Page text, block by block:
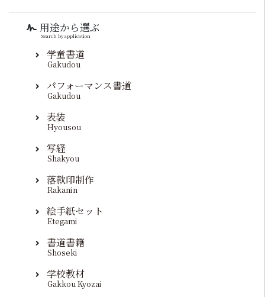
用途から選ぶ
Search by application
学童書道
Gakudou
パフォーマンス書道
Gakudou
表装
Hyousou
写経
Shakyou
落款印制作
Rakanin
絵手紙セット
Etegami
書道書籍
Shoseki
学校教材
Gakkou Kyozai